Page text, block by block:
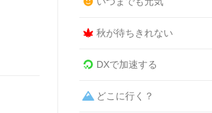
秋が待ちきれない
DXで加速する
どこに行く？